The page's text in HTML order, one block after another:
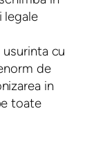
legale
cu
de
in
toate